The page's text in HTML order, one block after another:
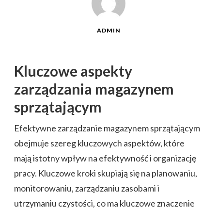
ADMIN
Kluczowe aspekty
zarządzania magazynem
sprzątającym
Efektywne zarządzanie magazynem sprzątającym
obejmuje szereg kluczowych aspektów, które
mają istotny wpływ na efektywność i organizację
pracy. Kluczowe kroki skupiają się na planowaniu,
monitorowaniu, zarządzaniu zasobami i
utrzymaniu czystości, co ma kluczowe znaczenie